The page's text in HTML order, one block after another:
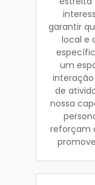
garantir
local e
um
de
nossa
reforçam